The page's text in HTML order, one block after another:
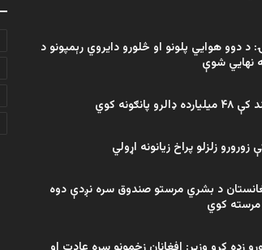
د دوو هوايي پلونو او څلورو دایروي رېمپونو د
نهایي شوې
پانګونه کوي
زورورو زلزلو پراخ زیانونه اړولي
د بشري مرستو صندوق سره نږدې دوه
مرسته کوي